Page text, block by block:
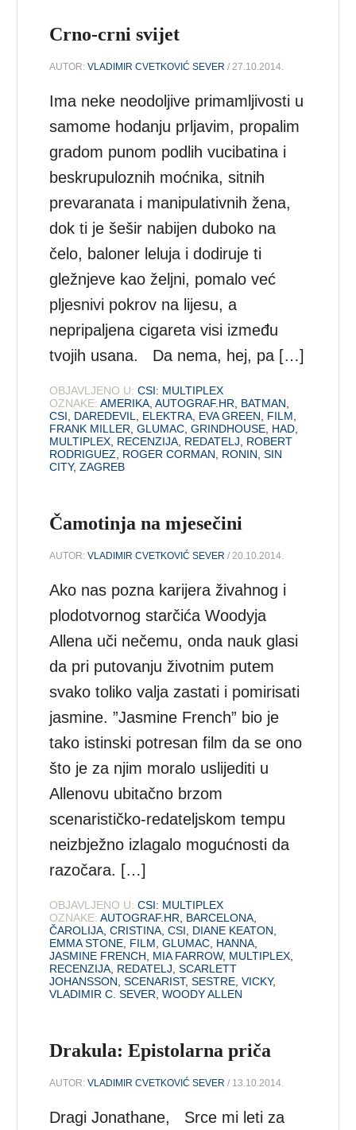
Crno-crni svijet
AUTOR:VLADIMIR CVETKOVIĆ SEVER / 27.10.2014.
Ima neke neodoljive primamljivosti u
samome hodanju prljavim, propalim
gradom punom podlih vucibatina i
beskrupuloznih moćnika, sitnih
prevaranata i manipulativnih žena,
dok ti je šešir nabijen duboko na
čelo, baloner leluja i dodiruje ti
gležnjeve kao željni, pomalo već
pljesnivi pokrov na lijesu, a
nepripaljena cigareta visi između
tvojih usana. Da nema, hej, pa […]
OBJAVLJENO U: CSI: MULTIPLEX
OZNAKE: AMERIKA ,AUTOGRAF.HR BATMAN
CSI
DAREDEVIL ELEKTRA EVA GREEN FILM
FRANK MILLER ,GLUMAC ,GRINDHOUSE HAD
MULTIPLEX RECENZIJA REDATELJ
ROBERT
RODRIGUEZ
ROGER CORMAN RONIN ,SIN
CITY,ZAGREB
Čamotinja na mjesečini
AUTOR:VLADIMIR CVETKOVIĆ SEVER / 20.10.2014.
Ako nas pozna karijera živahnog i
plodotvornog starčića Woodyja
Allena uči nečemu, onda nauk glasi
da pri putovanju životnim putem
svako toliko valja zastati i pomirisati
jasmine. ”Jasmine French” bio je
tako istinski potresan film da se ono
što je za njim moralo uslijediti u
Allenovu ubitačno brzom
scenarističko-redateljskom tempu
neizbježno izlagalo mogućnosti da
razočara. […]
OBJAVLJENO U: CSI: MULTIPLEX
OZNAKE: AUTOGRAF.HR BARCELONA
ČAROLIJA ,CRISTINA ,CSI DIANE KEATON
EMMA STONE FILM ,GLUMAC HANNA
JASMINE FRENCH
MIA FARROW, MULTIPLEX
RECENZIJA REDATELJ ,SCARLETT
JOHANSSON ,SCENARIST,SESTRE ,VICKY,
VLADIMIR C. SEVER ,WOODY ALLEN
Drakula: Epistolarna priča
AUTOR:VLADIMIR CVETKOVIĆ SEVER / 13.10.2014.
Dragi Jonathane, Srce mi leti za